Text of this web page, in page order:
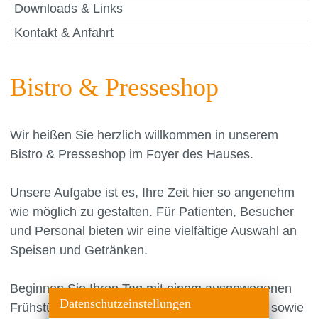
Downloads & Links
Kontakt & Anfahrt
Bistro & Presseshop
Wir heißen Sie herzlich willkommen in unserem
Bistro & Presseshop im Foyer des Hauses.
Unsere Aufgabe ist es, Ihre Zeit hier so angenehm
wie möglich zu gestalten. Für Patienten, Besucher
und Personal bieten wir eine vielfältige Auswahl an
Speisen und Getränken.
Beginnen Sie Ihren Tag mit einem ausgewogenen
Frühstück bei uns im Bistro. Frische Brötchen sowie
Datenschutzeinstellungen